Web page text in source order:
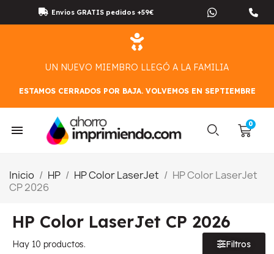
Envíos GRATIS pedidos +59€
UN NUEVO MIEMBRO LLEGÓ A LA FAMILIA
ESTAMOS CERRADOS POR BAJA. VOLVEMOS EN SEPTIEMBRE
Inicio HP HP Color LaserJet
HP Color LaserJet
CP 2026
HP Color LaserJet CP 2026
Hay 10 productos. Filtros